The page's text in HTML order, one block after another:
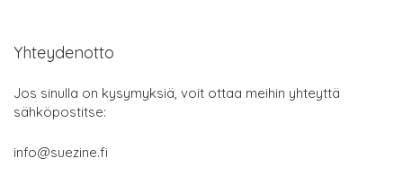
Yhteydenotto
Jos sinulla on kysymyksiä, voit ottaa meihin yhteyttä
sähköpostitse:
info@suezine.fi